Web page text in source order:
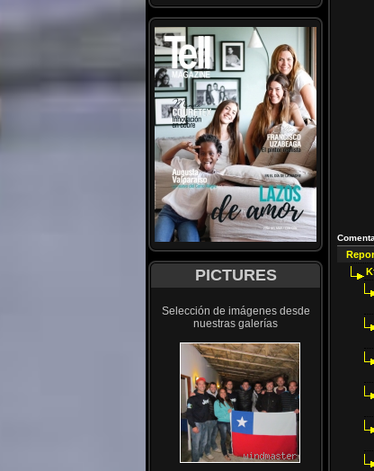
PICTURES
Selección de imágenes desde
nuestras galerías